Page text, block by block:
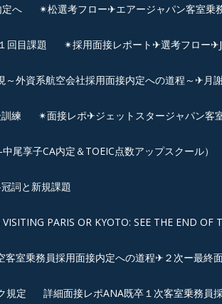
へ ✴︎松選考フロー✈︎エアージャパン客室乗
回目課題 ✴︎採用面接レポート✈︎選考フロー
～外資系航空会社採用面接内定への道程～✈月
練 ✴︎面接レポ✈ジェットスタージャパン客
尾享子CA内定＆TOEIC点数アップスクール）
詞と新規課題
PARIS OR KYOTO: SEE THE END OF
客室乗務員採用面接内定への道程✈２次ー最終
規定 詳細面接レポANA既卒１次客室乗務員